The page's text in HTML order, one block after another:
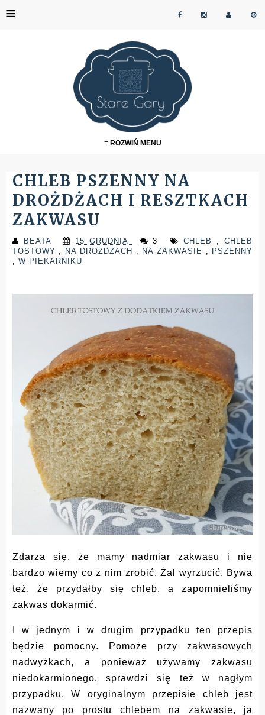
≡
≡ ROZWIŃ MENU
CHLEB PSZENNY NA
DROŻDŻACH I RESZTKACH
ZAKWASU
BEATA 15 GRUDNIA 3 CHLEB ,CHLEB
TOSTOWY , NA DROŻDŻACH , NA ZAKWASIE , PSZENNY
, W PIEKARNIKU
Zdarza się, że mamy nadmiar zakwasu i nie
bardzo wiemy co z nim zrobić. Żal wyrzucić. Bywa
też, że przydałby się chleb, a zapomnieliśmy
zakwas dokarmić.
I w jednym i w drugim przypadku ten przepis
będzie pomocny. Pomoże przy zakwasowych
nadwyżkach, a ponieważ używamy zakwasu
niedokarmionego, sprawdzi się też w nagłym
przypadku. W oryginalnym przepisie chleb jest
nazwany po prostu chlebem na zakwasie, ja